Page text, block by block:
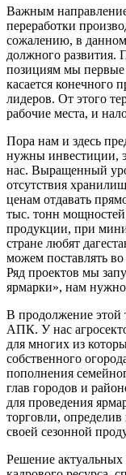
Важным
переработки
сожалению, в
должного развития.
позициям мы первые
касается конечного
лидеров. От этого
рабочие места, и
Пора нам и здесь
нужны инвестиции,
нас. Выращенный
отсутствия
ценам отдавать
тыс. тонн
продукции, при
стране любят
можем поставлять во
Ряд проектов мы
ярмарки», нам
В продолжение этой
АПК. У нас
для многих из
собственного
пополнения
глав городов и
для проведения
торговли,
своей сезонной
Решение актуальных